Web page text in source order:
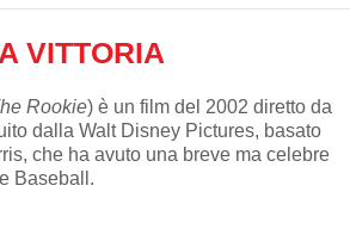
VITTORIA
Rookie) è un film del 2002 diretto da
dalla Walt Disney Pictures, basato
che ha avuto una breve ma celebre
Baseball.